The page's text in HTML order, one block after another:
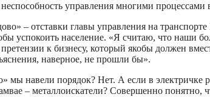
управления многими процессами
– отставки главы управления на
успокоить население. «Я считаю, что наши
к бизнесу, который якобы должен
наверное, не прошли бы».
навели порядок? Нет. А если в электричке
– металлоискатели? Совершенно понятно,